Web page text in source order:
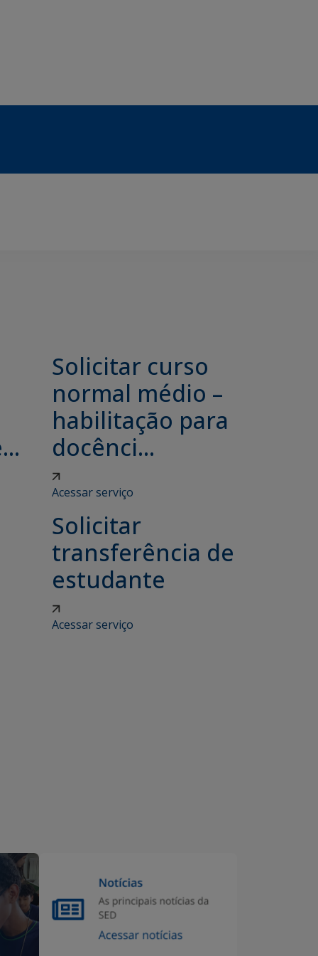
Solicitar curso
normal médio –
habilitação para
docênci...
Acessar serviço
Solicitar
transferência de
estudante
Acessar serviço